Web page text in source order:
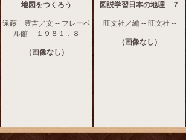
地図をつくろう
遠藤 豊吉／文 -- フレーベ
ル館 -- １９８１．８
（画像なし）
図説学習日本の地理 ７
旺文社／編 -- 旺文社 --
（画像なし）